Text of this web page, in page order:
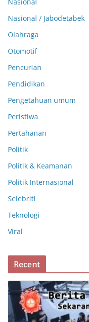
Nasional / Jabodetabek
Olahraga
Otomotif
Pencurian
Pendidikan
Pengetahuan umum
Peristiwa
Pertahanan
Politik
Politik & Keamanan
Politik Internasional
Selebriti
Teknologi
Viral
Recent